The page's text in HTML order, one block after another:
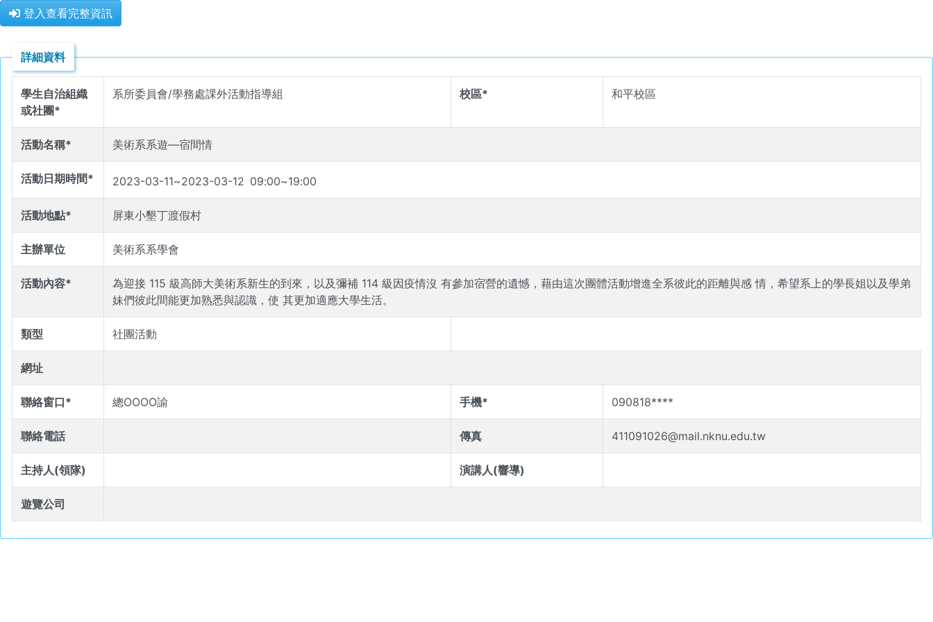
登入查看完整資訊
詳細資料
學生自治組織
或社團*
系所委員會/學務處課外活動指導組 校區* 和平校區
活動名稱* 美術系系遊—宿間情
活動日期時間* 2023-03-11~2023-03-12 09:00~19:00
活動地點* 屏東小墾丁渡假村
主辦單位 美術系系學會
活動內容*
為迎接 115 級高師大美術系新生的到來，以及彌補 114 級因疫情沒 有參加宿營的遺憾，藉由這次團體活動增進全系彼此的距離與感 情，希望系上的學長姐以及學弟
妹們彼此間能更加熟悉與認識，使 其更加適應大學生活。
類型 社團活動
網址
聯絡窗口* 總OOOO諭 手機* 090818****
聯絡電話 傳真 411091026@mail.nknu.edu.tw
主持人(領隊) 演講人(響導)
遊覽公司